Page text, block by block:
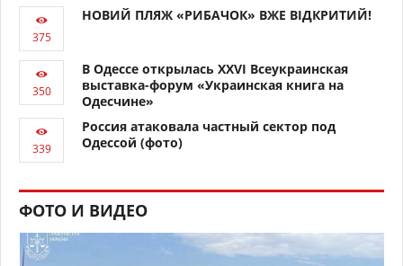
НОВИЙ ПЛЯЖ «РИБАЧОК» ВЖЕ ВІДКРИТИЙ!
В Одессе открылась XXVI Всеукраинская
выставка-форум «Украинская книга на
Одесчине»
Россия атаковала частный сектор под
Одессой (фото)
ФОТО И ВИДЕО